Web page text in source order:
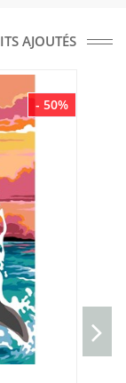
AJOUTÉS
- 50%